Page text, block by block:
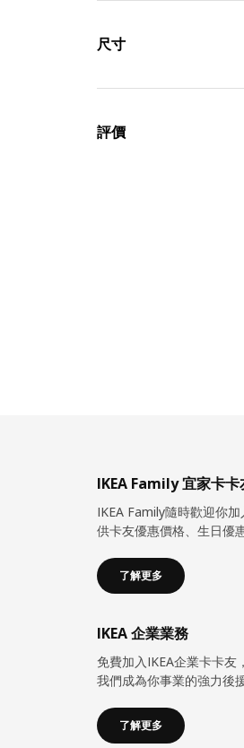
尺寸
評價
IKEA Family 宜家卡卡
IKEA Family隨時歡迎你
供卡友優惠價格、生日優
了解更多
IKEA 企業業務
免費加入IKEA企業卡卡友
我們成為你事業的強力後
了解更多